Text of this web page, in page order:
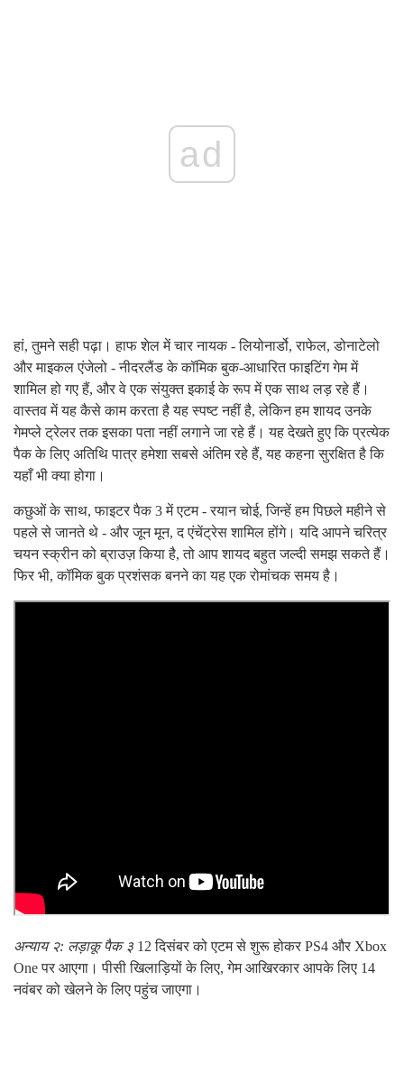
ad
हां, तुमने सही पढ़ा। हाफ शेल में चार नायक - लियोनार्डो, राफेल, डोनाटेलो
और माइकल एंजेलो - नीदरलैंड के कॉमिक बुक-आधारित फाइटिंग गेम में
शामिल हो गए हैं, और वे एक संयुक्त इकाई के रूप में एक साथ लड़ रहे हैं।
वास्तव में यह कैसे काम करता है यह स्पष्ट नहीं है, लेकिन हम शायद उनके
गेमप्ले ट्रेलर तक इसका पता नहीं लगाने जा रहे हैं। यह देखते हुए कि प्रत्येक
पैक के लिए अतिथि पात्र हमेशा सबसे अंतिम रहे हैं, यह कहना सुरक्षित है कि
यहाँ भी क्या होगा।
कछुओं के साथ, फाइटर पैक 3 में एटम - रयान चोई, जिन्हें हम पिछले महीने से
पहले से जानते थे - और जून मून, द एंचेंट्रेस शामिल होंगे। यदि आपने चरित्र
चयन स्क्रीन को ब्राउज़ किया है, तो आप शायद बहुत जल्दी समझ सकते हैं।
फिर भी, कॉमिक बुक प्रशंसक बनने का यह एक रोमांचक समय है।
अन्याय २: लड़ाकू पैक ३ 12 दिसंबर को एटम से शुरू होकर PS4 और Xbox
One पर आएगा। पीसी खिलाड़ियों के लिए, गेम आखिरकार आपके लिए 14
नवंबर को खेलने के लिए पहुंच जाएगा।